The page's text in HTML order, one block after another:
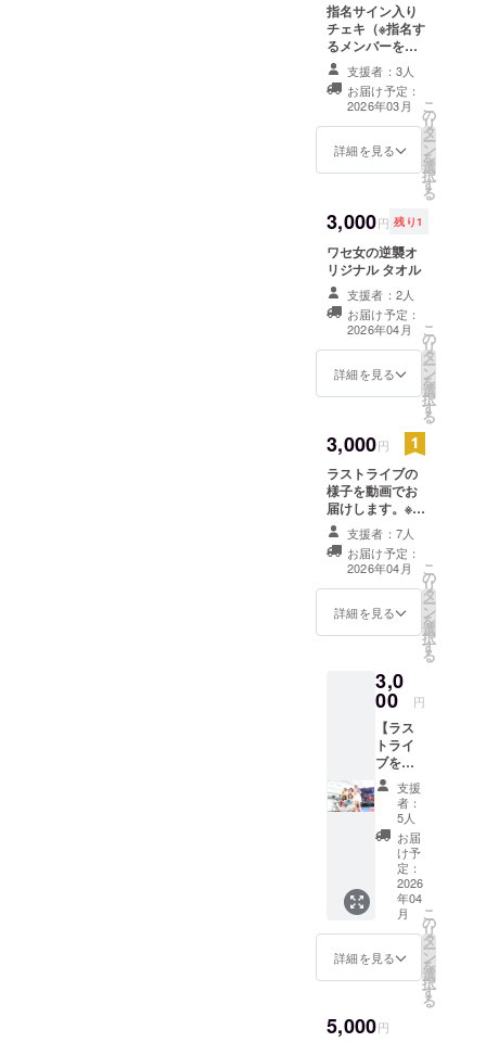
指名サイン入り
チェキ（※指名す
るメンバーを備
考欄にご記載く
ださい。）
支援者：3人
お届け予定：
2026年03月
詳細を見る
こ
の
リ
タ
ー
ン
を
選
択
す
る
3,000円 残り1
ワセ女の逆襲オ
リジナル︎︎︎ タオル
支援者：2人
お届け予定：
2026年04月
詳細を見る
こ
の
リ
タ
ー
ン
を
選
択
す
る
3,000円
ラストライブの
様子を動画でお
届けします。※
メールにて
YouTubeの限定
公開リンクを送
信いたします。
支援者：7人
お届け予定：
2026年04月
詳細を見る
こ
の
リ
タ
ー
ン
を
選
択
す
る
3,0
00 円
【ラス
トライ
ブを配
信！】
当日の
ライブ
の様子
を動画
でお届
けしま
す。 ・
収録時
間: 1時
間程度
・提供
eの限定
支援
者：
5人
お届
け予
定：
2026
年04
月
詳細を見る
こ
の
リ
タ
ー
ン
を
選
択
す
る
5,000円